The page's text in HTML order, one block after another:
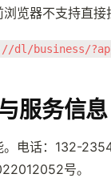
览器不支持直接
dl/business/
与服务信息
。电话：132-
号。